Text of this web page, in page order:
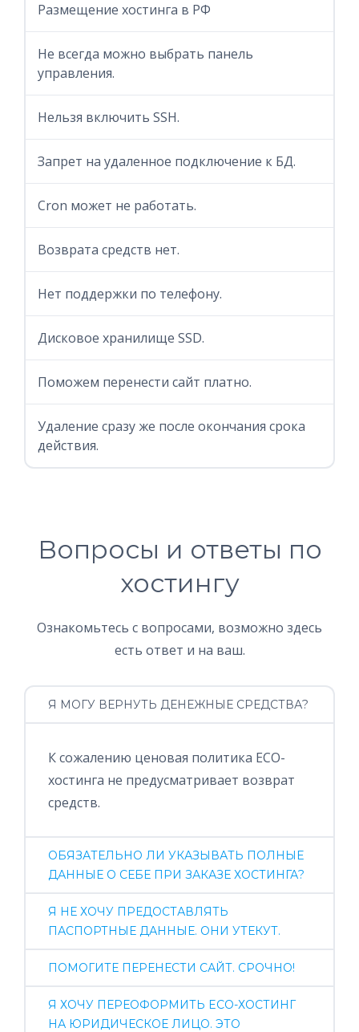
Размещение хостинга в РФ
Не всегда можно выбрать панель
управления.
Нельзя включить SSH.
Запрет на удаленное подключение к БД.
Cron может не работать.
Возврата средств нет.
Нет поддержки по телефону.
Дисковое хранилище SSD.
Поможем перенести сайт платно.
Удаление сразу же после окончания срока
действия.
Вопросы и ответы по
хостингу
Ознакомьтесь с вопросами, возможно здесь
есть ответ и на ваш.
Я МОГУ ВЕРНУТЬ ДЕНЕЖНЫЕ СРЕДСТВА?
К сожалению ценовая политика ECO-
хостинга не предусматривает возврат
средств.
ОБЯЗАТЕЛЬНО ЛИ УКАЗЫВАТЬ ПОЛНЫЕ
ДАННЫЕ О СЕБЕ ПРИ ЗАКАЗЕ ХОСТИНГА?
Я НЕ ХОЧУ ПРЕДОСТАВЛЯТЬ
ПАСПОРТНЫЕ ДАННЫЕ. ОНИ УТЕКУТ.
ПОМОГИТЕ ПЕРЕНЕСТИ САЙТ. СРОЧНО!
Я ХОЧУ ПЕРЕОФОРМИТЬ ECO-ХОСТИНГ
НА ЮРИДИЧЕСКОЕ ЛИЦО. ЭТО